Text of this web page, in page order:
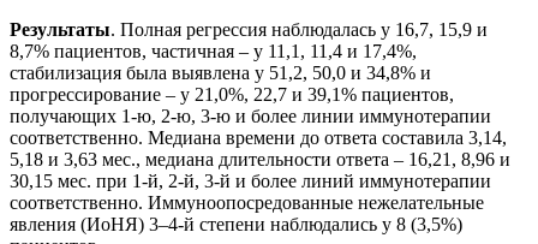
Результаты. Полная регрессия наблюдалась у 16,7, 15,9 и
8,7% пациентов, частичная – у 11,1, 11,4 и 17,4%,
стабилизация была выявлена у 51,2, 50,0 и 34,8% и
прогрессирование – у 21,0%, 22,7 и 39,1% пациентов,
получающих 1-ю, 2-ю, 3-ю и более линии иммунотерапии
соответственно. Медиана времени до ответа составила 3,14,
5,18 и 3,63 мес., медиана длительности ответа – 16,21, 8,96 и
30,15 мес. при 1-й, 2-й, 3-й и более линий иммунотерапии
соответственно. Иммуноопосредованные нежелательные
явления (ИоНЯ) 3–4-й степени наблюдались у 8 (3,5%)